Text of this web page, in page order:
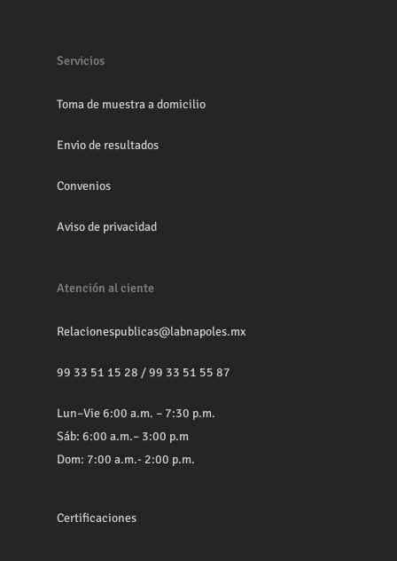
Servicios
Toma de muestra a domicilio
Envio de resultados
Convenios
Aviso de privacidad
Atención al ciente
Relacionespublicas@labnapoles.mx
99 33 51 15 28 /99 33 51 55 87
Lun–Vie 6:00 a.m. – 7:30 p.m.
Sáb: 6:00 a.m.– 3:00 p.m
Dom: 7:00 a.m.- 2:00 p.m.
Certificaciones